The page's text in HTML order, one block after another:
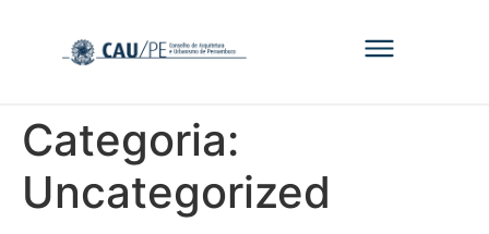
Categoria:
Uncategorized